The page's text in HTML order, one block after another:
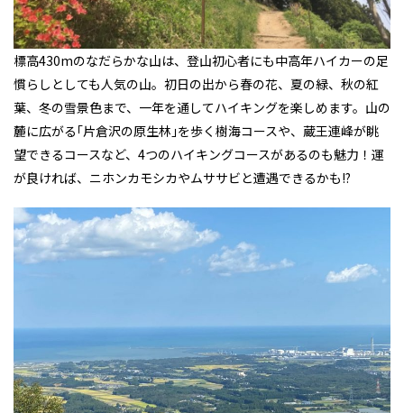
標高430mのなだらかな山は、登山初心者にも中高年ハイカーの足
慣らしとしても人気の山。初日の出から春の花、夏の緑、秋の紅
葉、冬の雪景色まで、一年を通してハイキングを楽しめます。山の
麓に広がる｢片倉沢の原生林｣を歩く樹海コースや、蔵王連峰が眺
望できるコースなど、4つのハイキングコースがあるのも魅力！運
が良ければ、ニホンカモシカやムササビと遭遇できるかも!?